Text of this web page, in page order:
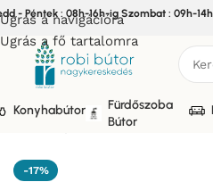
Ugrás a navigációra
Ugrás a fő tartalomra
- Péntek : 08h-16h-ig Szombat : 09h-
Konyhabútor
Fürdőszoba
Bútor
Bútor/Fürdőszoba
-17%